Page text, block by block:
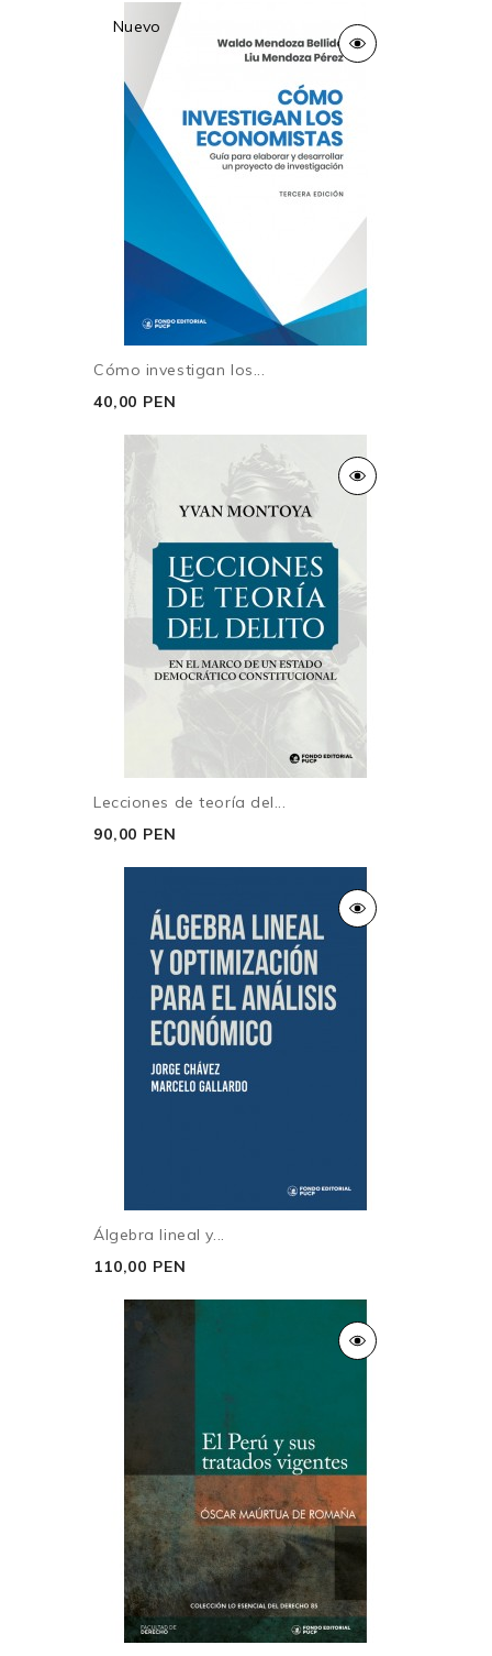
Nuevo
Cómo investigan los...
40,00 PEN
Lecciones de teoría del...
90,00 PEN
Álgebra lineal y...
110,00 PEN